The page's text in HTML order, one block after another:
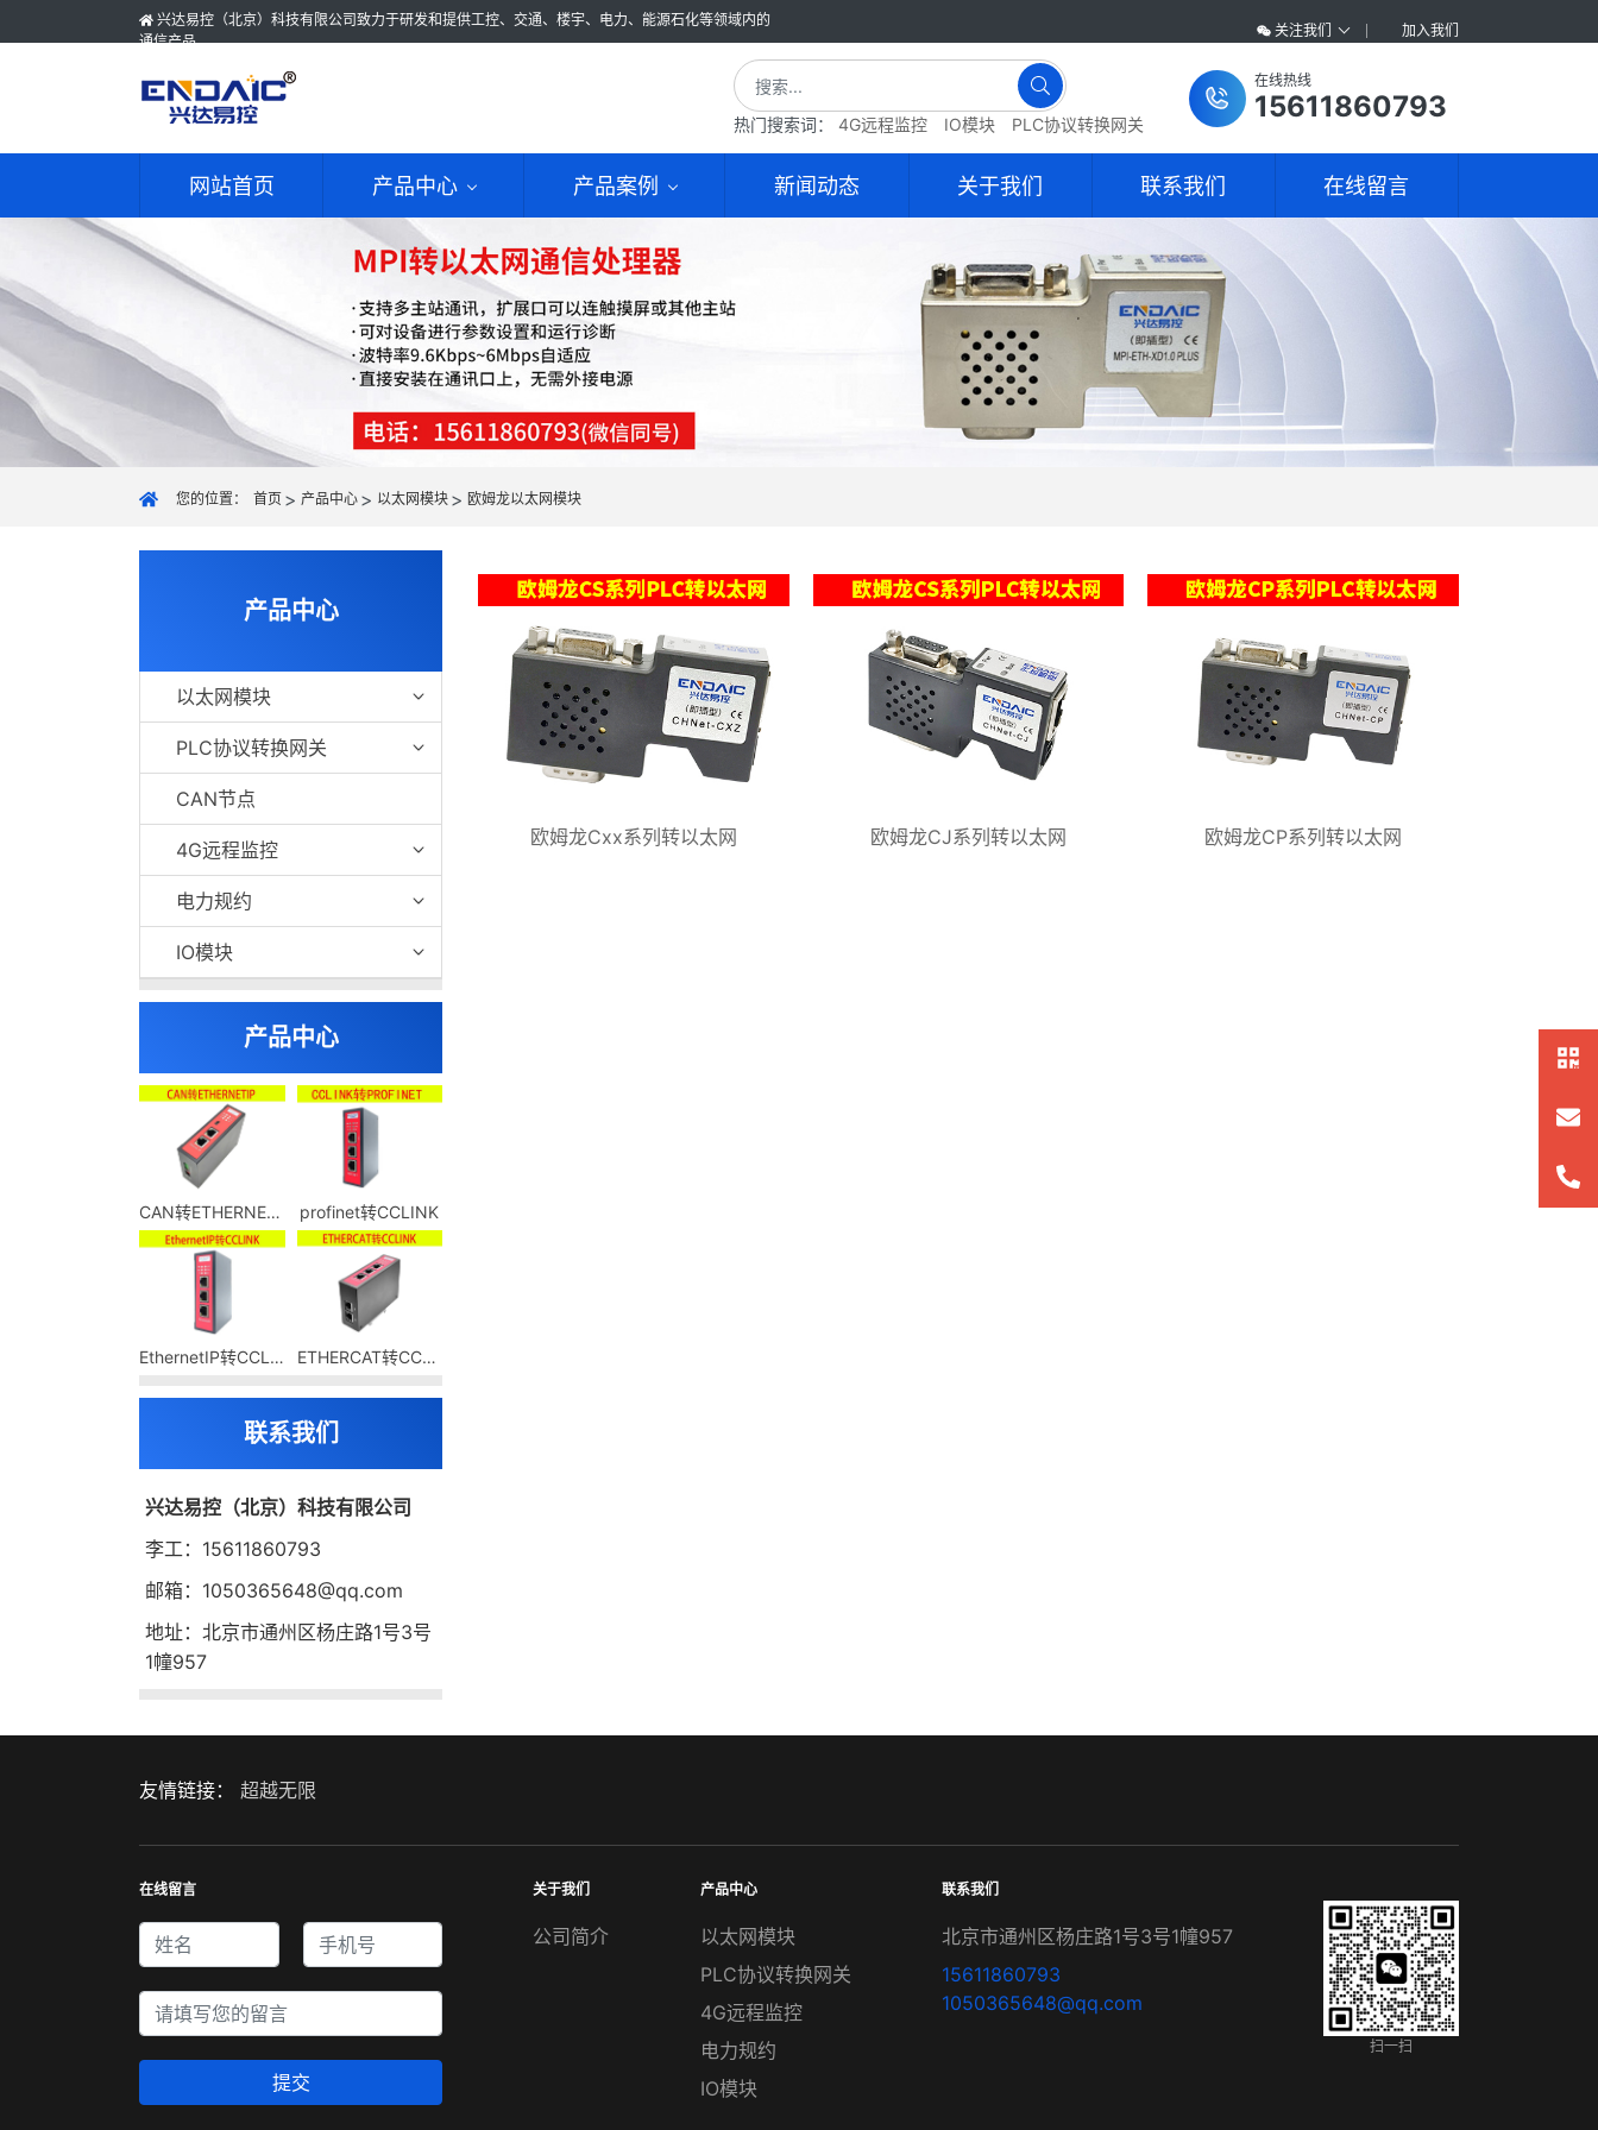
兴达易控（北京）科技有限公司致力于研发和提供工控、交通、楼宇、电力、能源石化等领域内的
通信产品
关注我们 加入我们
热门搜索词： 4G远程监控 IO模块 PLC协议转换网关
在线热线
15611860793
网站首页 产品中心 产品案例 新闻动态 关于我们 联系我们 在线留言
您的位置： 首页 产品中心 以太网模块 欧姆龙以太网模块
产品中心
以太网模块
PLC协议转换网关
CAN节点
4G远程监控
电力规约
IO模块
产品中心
CAN转ETHERNETIP profinet转CCLINK
EthernetIP转CCLINK ETHERCAT转CCLINK
联系我们
兴达易控（北京）科技有限公司
李工：15611860793
邮箱：1050365648@qq.com
地址：北京市通州区杨庄路1号3号
1幢957
欧姆龙Cxx系列转以太网 欧姆龙CJ系列转以太网 欧姆龙CP系列转以太网
友情链接： 超越无限
在线留言
提交
关于我们
公司简介
产品中心
以太网模块
PLC协议转换网关
4G远程监控
电力规约
IO模块
联系我们
北京市通州区杨庄路1号3号1幢957
15611860793
1050365648@qq.com
扫一扫